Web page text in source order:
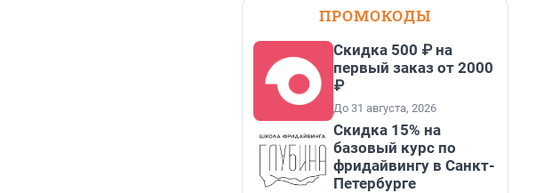
ПРОМОКОДЫ
Скидка 500 ₽ на
первый заказ от 2000
₽
До 31 августа, 2026
Скидка 15% на
базовый курс по
фридайвингу в Санкт-
Петербурге